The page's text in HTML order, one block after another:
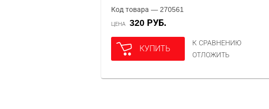
Код товара — 270561
ЦЕНА 320 РУБ.
КУПИТЬ
К СРАВНЕНИЮ
ОТЛОЖИТЬ